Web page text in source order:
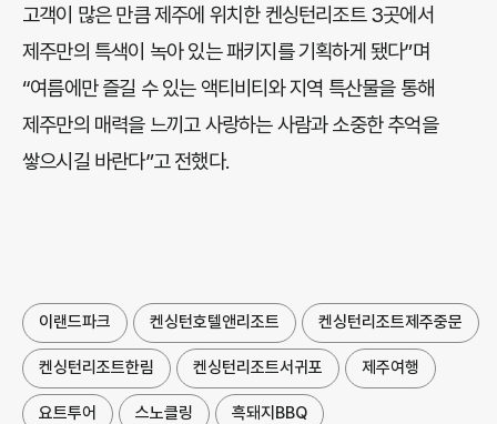
고객이 많은 만큼 제주에 위치한 켄싱턴리조트 3곳에서
제주만의 특색이 녹아 있는 패키지를 기획하게 됐다”며
“여름에만 즐길 수 있는 액티비티와 지역 특산물을 통해
제주만의 매력을 느끼고 사랑하는 사람과 소중한 추억을
쌓으시길 바란다”고 전했다.
이랜드파크 켄싱턴호텔앤리조트 켄싱턴리조트제주중문
켄싱턴리조트한림 켄싱턴리조트서귀포 제주여행
요트투어 스노클링 흑돼지BBQ